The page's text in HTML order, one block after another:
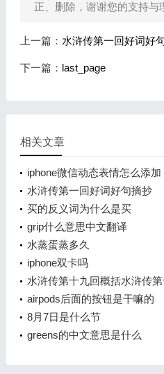
正、删除，谢谢您的支持与
上一篇： 水浒传第一回好词好
下一篇： last_page
相关文章
iphone微信动态表情怎么添加
水浒传第一回好词好句摘抄
买的反义词为什么是买
grip什么意思中文翻译
水蒸蛋蒸多久
iphone双卡吗
水浒传第十九回概括水浒传
airpods后面的按钮是干嘛的
8月7日是什么节
greens的中文意思是什么